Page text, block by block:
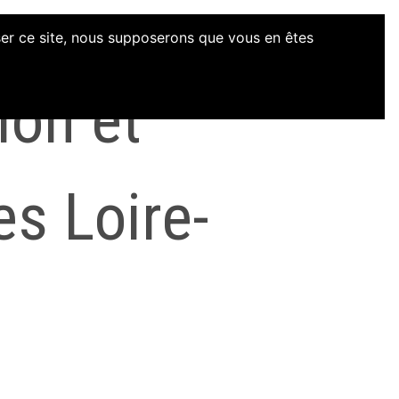
et
Loire-
ce site, nous supposerons que vous en êtes